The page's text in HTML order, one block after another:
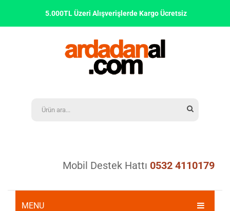
5.000TL Üzeri Alışverişlerde Kargo Ücretsiz
Mobil Destek Hattı 0532 4110179
MENU